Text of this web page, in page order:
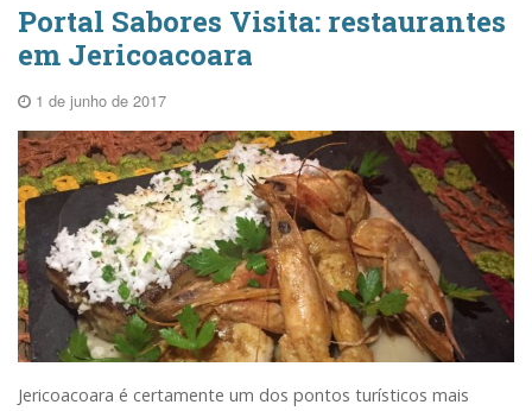
Portal Sabores Visita: restaurantes
em Jericoacoara
1 de junho de 2017
Jericoacoara é certamente um dos pontos turísticos mais